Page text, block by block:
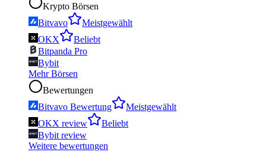
Krypto Börsen
Bitvavo
Meistgewählt
OKX
Beliebt
Bitpanda Pro
Bybit
Mehr Börsen
Bewertungen
Bitvavo Bewertung
Meistgewählt
OKX review
Beliebt
Bybit review
Weitere bewertungen